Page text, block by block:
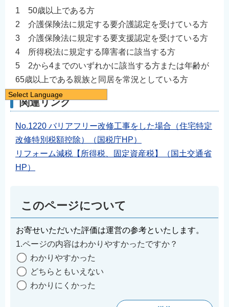
1 50歳以上である方
2 介護保険法に規定する要介護認定を受けている方
3 介護保険法に規定する要支援認定を受けている方
4 所得税法に規定する障害者に該当する方
5 2から4までのいずれかに該当する方または年齢が
65歳以上である親族と同居を常況としている方
関連リンク
No.1220 バリアフリー改修工事をした場合（住宅特定
改修特別税額控除）（国税庁HP）
リフォーム減税【所得税、固定資産税】（国土交通省
HP）
このページについて
お寄せいただいた評価は運営の参考といたします。
1.ページの内容はわかりやすかったですか？
わかりやすかった
どちらともいえない
わかりにくかった
Select Language
日本語
English
简体中文
繁體中文
한국어
Filipino